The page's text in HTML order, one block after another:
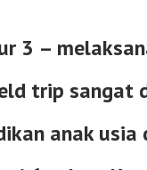
3 –
trip sangat
anak usia